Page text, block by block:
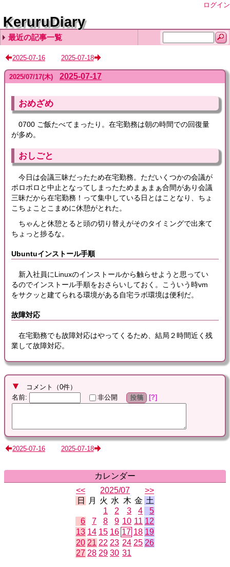
ログイン
KeruruDiary
最近の記事一覧
2026-08-06
2026-08-05
2026-08-04
2026-08-03
2026-08-02
2025-07-16 2025-07-18
2025/07/17(木) 2025-07-17
おめざめ
0700 ご飯たべてまったり。在宅勤務は朝の時間での回復量
が多め。
おしごと
今日は会議三昧だったため在宅勤務。ただいくつかの会議が
ポロポロと中止となってしまったためまぁまぁ合間があり会議
三昧だから在宅勤務！って集中している日とはことなり、ちょ
こちょことこまめに休憩がとれた。
ちゃんと休憩とると頭の切り替えがそのタイミングで出来て
ちょっと捗るな。
Ubuntuインストール手順
新入社員にLinuxのインストールから触らせようと思ってい
るのでインストール手順をおさらいしておく。こういう時vm
をサクッと建てられる環境がある自宅ラボ環境は便利だ。
故障対応
在宅勤務でも故障対応はやってくるため、結局２時間近く残
業して故障対応。
コメント （0件）
名前: 非公開 投稿 ?
2025-07-16 2025-07-18
カレンダー
<<
2025/07
>>
日
月 火 水 木 金 土
1
2 3 4
5
6
7 8 9 10 11 12
13 14 15 16 17 18 19
20 21 22 23 24 25 26
27 28 29 30 31